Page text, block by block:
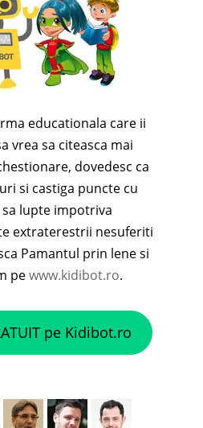
educationala care ii
vrea sa citeasca mai
dovedesc ca
si castiga puncte cu
lupte impotriva
extraterestrii nesuferiti
Pamantul prin lene si
pewww.kidibot.ro.
pe Kidibot.ro